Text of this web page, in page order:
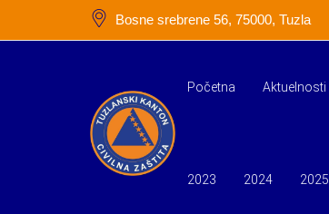
Bosne srebrene 56, 75000, Tuzla
Početna Aktuelnosti
2023 2024 2025